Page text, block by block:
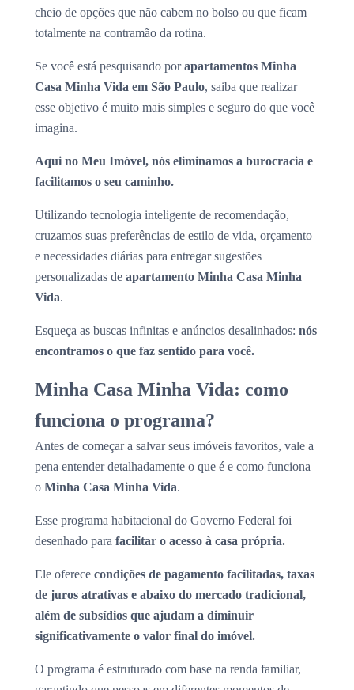
cheio de opções que não cabem no bolso ou que ficam
totalmente na contramão da rotina.
Se você está pesquisando porapartamentos Minha
Casa Minha Vida em São Paulo, saiba que realizar
esse objetivo é muito mais simples e seguro do que você
imagina.
Aqui no Meu Imóvel, nós eliminamos a burocracia e
facilitamos o seu caminho.
Utilizando tecnologia inteligente de recomendação,
cruzamos suas preferências de estilo de vida, orçamento
e necessidades diárias para entregar sugestões
personalizadas de apartamento Minha Casa Minha
Vida.
Esqueça as buscas infinitas e anúncios desalinhados: nós
encontramos o que faz sentido para você.
Minha Casa Minha Vida: como
funciona o programa?
Antes de começar a salvar seus imóveis favoritos, vale a
pena entender detalhadamente o que é e como funciona
o Minha Casa Minha Vida.
Esse programa habitacional do Governo Federal foi
desenhado para facilitar o acesso à casa própria.
Ele oferece condições de pagamento facilitadas, taxas
de juros atrativas e abaixo do mercado tradicional,
além de subsídios que ajudam a diminuir
significativamente o valor final do imóvel.
O programa é estruturado com base na renda familiar,